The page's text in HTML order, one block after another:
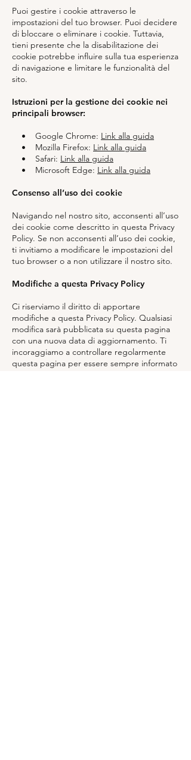
Puoi gestire i cookie attraverso le
impostazioni del tuo browser. Puoi decidere
di bloccare o eliminare i cookie. Tuttavia,
tieni presente che la disabilitazione dei
cookie potrebbe influire sulla tua esperienza
di navigazione e limitare le funzionalità del
sito.
Istruzioni per la gestione dei cookie nei
principali browser:
• Google Chrome: Link alla guida
• Mozilla Firefox: Link alla guida
• Safari: Link alla guida
• Microsoft Edge: Link alla guida
Consenso all’uso dei cookie
Navigando nel nostro sito, acconsenti all’uso
dei cookie come descritto in questa Privacy
Policy. Se non acconsenti all’uso dei cookie,
ti invitiamo a modificare le impostazioni del
tuo browser o a non utilizzare il nostro sito.
Modifiche a questa Privacy Policy
Ci riserviamo il diritto di apportare
modifiche a questa Privacy Policy. Qualsiasi
modifica sarà pubblicata su questa pagina
con una nuova data di aggiornamento. Ti
incoraggiamo a controllare regolarmente
questa pagina per essere sempre informato